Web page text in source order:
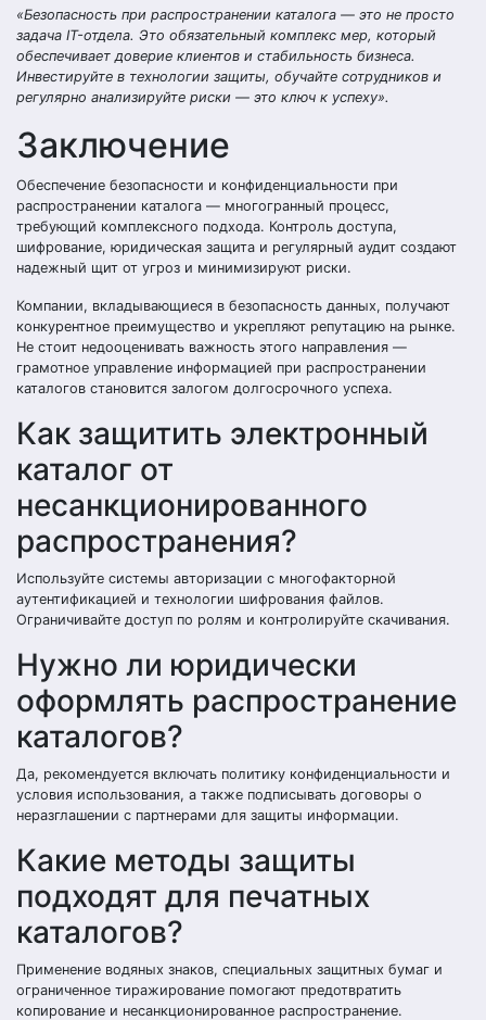
«Безопасность при распространении каталога — это не просто
задача IT-отдела. Это обязательный комплекс мер, который
обеспечивает доверие клиентов и стабильность бизнеса.
Инвестируйте в технологии защиты, обучайте сотрудников и
регулярно анализируйте риски — это ключ к успеху».
Заключение
Обеспечение безопасности и конфиденциальности при
распространении каталога — многогранный процесс,
требующий комплексного подхода. Контроль доступа,
шифрование, юридическая защита и регулярный аудит создают
надежный щит от угроз и минимизируют риски.
Компании, вкладывающиеся в безопасность данных, получают
конкурентное преимущество и укрепляют репутацию на рынке.
Не стоит недооценивать важность этого направления —
грамотное управление информацией при распространении
каталогов становится залогом долгосрочного успеха.
Как защитить электронный
каталог от
несанкционированного
распространения?
Используйте системы авторизации с многофакторной
аутентификацией и технологии шифрования файлов.
Ограничивайте доступ по ролям и контролируйте скачивания.
Нужно ли юридически
оформлять распространение
каталогов?
Да, рекомендуется включать политику конфиденциальности и
условия использования, а также подписывать договоры о
неразглашении с партнерами для защиты информации.
Какие методы защиты
подходят для печатных
каталогов?
Применение водяных знаков, специальных защитных бумаг и
ограниченное тиражирование помогают предотвратить
копирование и несанкционированное распространение.